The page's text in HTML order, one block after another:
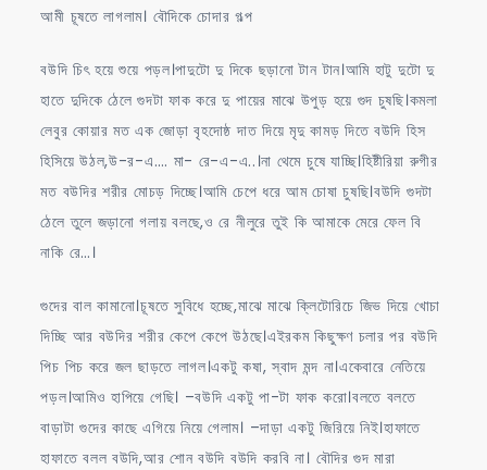
আমী চূষতে লাগলাম। বৌদিকে চোদার গল্প
বউদি চিৎ হয়ে শুয়ে পড়ল।পাদুটো দু দিকে ছড়ানো টান টান।আমি হাটু দুটো দু
হাতে দুদিকে ঠেলে গুদটা ফাক করে দু পায়ের মাঝে উপুড় হয়ে গুদ চুষছি।কমলা
লেবুর কোয়ার মত এক জোড়া বৃহদোষ্ঠ দাত দিয়ে মৃদু কামড় দিতে বউদি হিস
হিসিয়ে উঠল,উ-র-এ…. মা- রে-এ-এ..।না থেমে চুষে যাচ্ছি।হিষ্টীরিয়া রুগীর
মত বউদির শরীর মোচড় দিচ্ছে।আমি চেপে ধরে আম চোষা চুষছি।বউদি গুদটা
ঠেলে তুলে জড়ানো গলায় বলছে,ও রে নীলুরে তুই কি আমাকে মেরে ফেল বি
নাকি রে…।
গুদের বাল কামানো।চূষতে সুবিধে হচ্ছে,মাঝে মাঝে ক্লিটোরিচে জিভ দিয়ে খোচা
দিচ্ছি আর বউদির শরীর কেপে কেপে উঠছে।এইরকম কিছুক্ষণ চলার পর বউদি
পিচ পিচ করে জল ছাড়তে লাগল।একটু কষা, স্বাদ মন্দ না।একেবারে নেতিয়ে
পড়ল।আমিও হাপিয়ে গেছি। –বউদি একটু পা-টা ফাক করো।বলতে বলতে
বাড়াটা গুদের কাছে এগিয়ে নিয়ে গেলাম। –দাড়া একটু জিরিয়ে নিই।হাফাতে
হাফাতে বলল বউদি,আর শোন বউদি বউদি করবি না। বৌদির গুদ মারা